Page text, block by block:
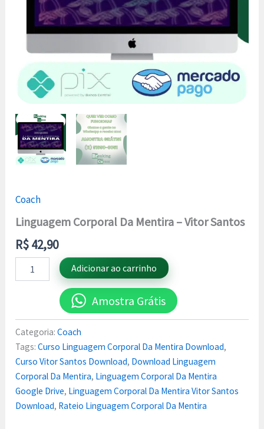
Coach
Linguagem Corporal Da Mentira – Vitor Santos
R$42,90
Adicionar ao carrinho
Amostra Grátis
Categoria:Coach
Tags:Curso Linguagem Corporal Da Mentira Download,
Curso Vitor Santos Download, Download Linguagem
Corporal Da Mentira, Linguagem Corporal Da Mentira
Google Drive, Linguagem Corporal Da Mentira Vitor Santos
Download, Rateio Linguagem Corporal Da Mentira